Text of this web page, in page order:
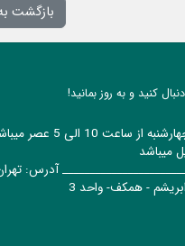
بازگشت به
کنید و به روز بمانید!
فروشگاه حضوری شنبه تا
میباشد
آدرس:
- همکف- واحد 3